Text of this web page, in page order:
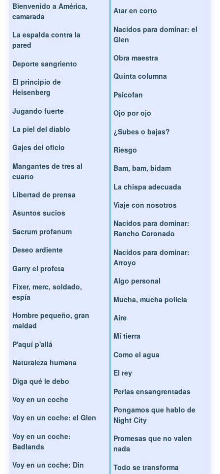
Bienvenido a América,
camarada
La espalda contra la
pared
Deporte sangriento
El principio de
Heisenberg
Jugando fuerte
La piel del diablo
Gajes del oficio
Mangantes de tres al
cuarto
Libertad de prensa
Asuntos sucios
Sacrum profanum
Deseo ardiente
Garry el profeta
Fixer, merc, soldado,
espía
Hombre pequeño, gran
maldad
P'aquí p'allá
Naturaleza humana
Diga qué le debo
Voy en un coche
Voy en un coche: el Glen
Voy en un coche:
Badlands
Voy en un coche: Din
Atar en corto
Nacidos para dominar: el
Glen
Obra maestra
Quinta columna
Psicofan
Ojo por ojo
¿Subes o bajas?
Riesgo
Bam, bam, bidam
La chispa adecuada
Viaje con nosotros
Nacidos para dominar:
Rancho Coronado
Nacidos para dominar:
Arroyo
Algo personal
Mucha, mucha policía
Aire
Mi tierra
Como el agua
El rey
Perlas ensangrentadas
Pongamos que hablo de
Night City
Promesas que no valen
nada
Todo se transforma